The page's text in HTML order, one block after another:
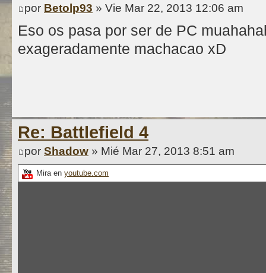
por Betolp93 » Vie Mar 22, 2013 12:06 am
Eso os pasa por ser de PC
exageradamente machacao xD
Re: Battlefield 4
por Shadow » Mié Mar 27, 2013 8:51 am
Mira en youtube.com